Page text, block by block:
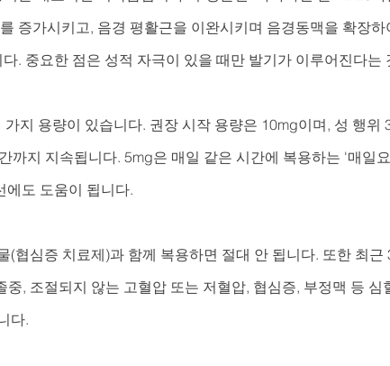
증가시키고, 음경 평활근을 이완시키며 음경동맥을 확장하
. 중요한 점은 성적 자극이 있을 때만 발기가 이루어진다는
지 용량이 있습니다. 권장 시작 용량은 10mg이며, 성 행위
까지 지속됩니다. 5mg은 매일 같은 시간에 복용하는 '매일
에도 도움이 됩니다.
(협심증 치료제)과 함께 복용하면 절대 안 됩니다. 또한 최근
, 조절되지 않는 고혈압 또는 저혈압, 협심증, 부정맥 등 심
다.